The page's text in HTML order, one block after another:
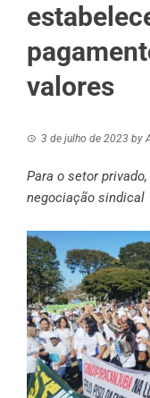
valores
3 de julho de 2023 by
Para o setor
negociação sindical